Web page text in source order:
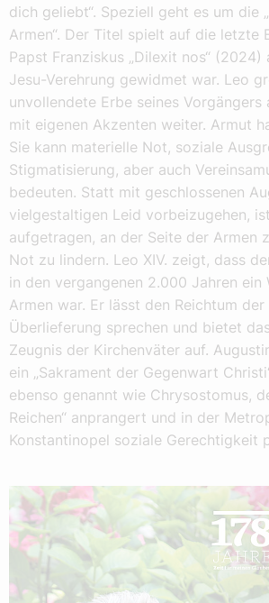
dich geliebt“. Speziell geht es um die
Armen“. Der Titel spielt auf die letzte
Papst Franziskus „Dilexit nos“
Jesu-Verehrung gewidmet war. Leo
unvollendete Erbe seines
mit eigenen Akzenten weiter. Armut
Sie kann materielle Not, soziale
Stigmatisierung, aber auch
bedeuten. Statt mit geschlossenen
vielgestaltigen Leid vorbeizugehen,
aufgetragen, an der Seite der Armen
Not zu lindern. Leo XIV. zeigt, dass
in den vergangenen 2.000 Jahren ein
Armen war. Er lässt den Reichtum
Überlieferung sprechen und bietet
Zeugnis der Kirchenväter auf.
ein „Sakrament der Gegenwart
ebenso genannt wie Chrysostomus,
Reichen“ anprangert und in der
Konstantinopel soziale Gerechtigkeit